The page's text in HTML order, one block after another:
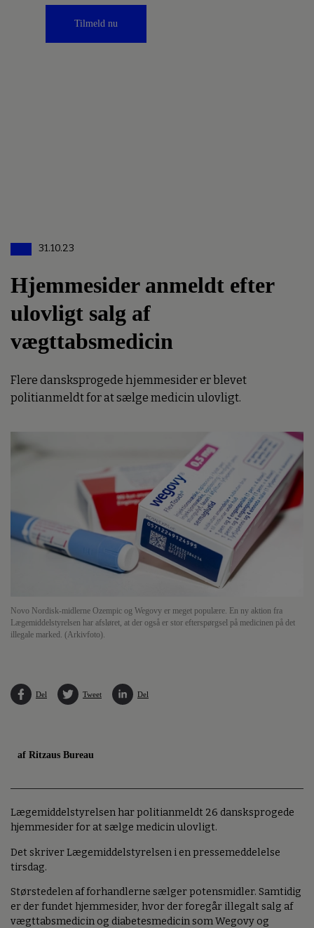
Tilmeld nu
31.10.23
Hjemmesider anmeldt efter
ulovligt salg af
vægttabsmedicin
Flere dansksprogede hjemmesider er blevet
politianmeldt for at sælge medicin ulovligt.
Novo Nordisk-midlerne Ozempic og Wegovy er meget populære. En ny aktion fra
Lægemiddelstyrelsen har afsløret, at der også er stor efterspørgsel på medicinen på det
illegale marked. (Arkivfoto).
Del Tweet Del
af Ritzaus Bureau
Lægemiddelstyrelsen har politianmeldt 26 dansksprogede
hjemmesider for at sælge medicin ulovligt.
Det skriver Lægemiddelstyrelsen i en pressemeddelelse
tirsdag.
Størstedelen af forhandlerne sælger potensmidler. Samtidig
er der fundet hjemmesider, hvor der foregår illegalt salg af
vægttabsmedicin og diabetesmedicin som Wegovy og